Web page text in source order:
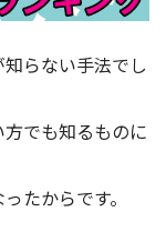
らない手法でし
でも知るものに
たからです。